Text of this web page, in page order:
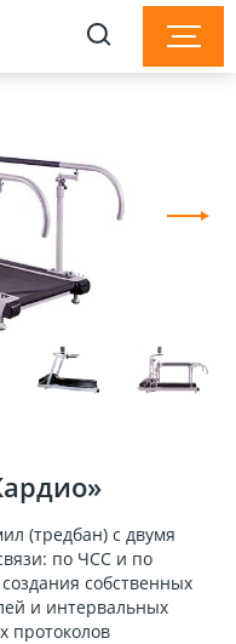
(тредбан) с двумя
по ЧСС и по
собственных
и интервальных
протоколов